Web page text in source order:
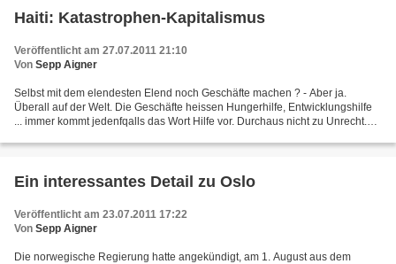
Haiti: Katastrophen-Kapitalismus
Veröffentlicht am 27.07.2011 21:10
Von Sepp Aigner
Selbst mit dem elendesten Elend noch Geschäfte machen ? - Aber ja.
Überall auf der Welt. Die Geschäfte heissen Hungerhilfe, Entwicklungshilfe
... immer kommt jedenfqalls das Wort Hilfe vor. Durchaus nicht zu Unrecht.
Ein interessantes Detail zu Oslo
Veröffentlicht am 23.07.2011 17:22
Von Sepp Aigner
Die norwegische Regierung hatte angekündigt, am 1. August aus dem